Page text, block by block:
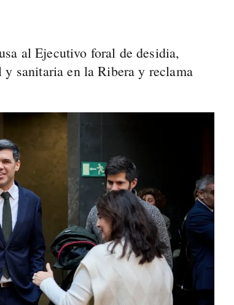
al Ejecutivo foral de desidia,
sanitaria en la Ribera y reclama